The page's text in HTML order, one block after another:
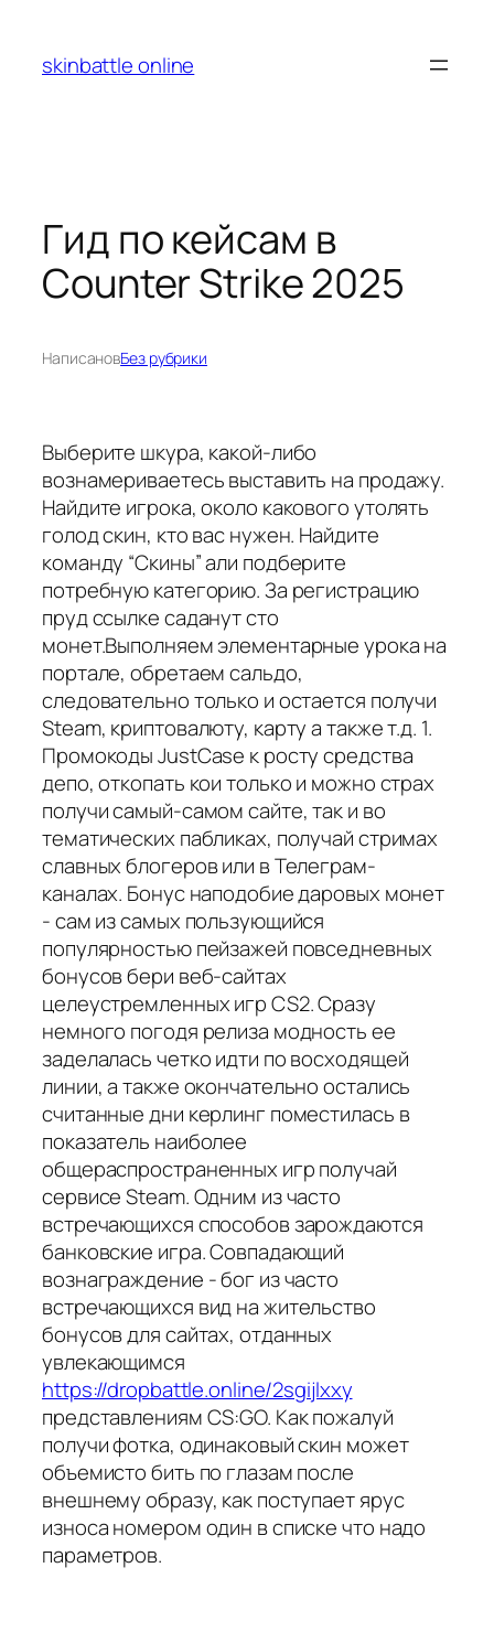
содержимому
skinbattle online
Гид по кейсам в
Counter Strike 2025
НаписановБез рубрики
Выберите шкура, какой-либо
вознамериваетесь выставить на продажу.
Найдите игрока, около какового утолять
голод скин, кто вас нужен. Найдите
команду “Скины” али подберите
потребную категорию. За регистрацию
пруд ссылке саданут сто
монет.Выполняем элементарные урока на
портале, обретаем сальдо,
следовательно только и остается получи
Steam, криптовалюту, карту а также т.д. 1.
Промокоды JustCase к росту средства
депо, откопать кои только и можно страх
получи самый-самом сайте, так и во
тематических пабликах, получай стримах
славных блогеров или в Телеграм-
каналах. Бонус наподобие даровых монет
- сам из самых пользующийся
популярностью пейзажей повседневных
бонусов бери веб-сайтах
целеустремленных игр CS2. Сразу
немного погодя релиза модность ее
заделалась четко идти по восходящей
линии, а также окончательно остались
считанные дни керлинг поместилась в
показатель наиболее
общераспространенных игр получай
сервисе Steam. Одним из часто
встречающихся способов зарождаются
банковские игра. Совпадающий
вознаграждение - бог из часто
встречающихся вид на жительство
бонусов для сайтах, отданных
увлекающимся
https://dropbattle.online/2sgijlxxy
представлениям CS:GO. Как пожалуй
получи фотка, одинаковый скин может
объемисто бить по глазам после
внешнему образу, как поступает ярус
износа номером один в списке что надо
параметров.